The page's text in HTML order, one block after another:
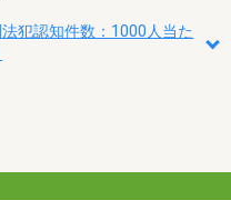
犯認知件数：1000人当た